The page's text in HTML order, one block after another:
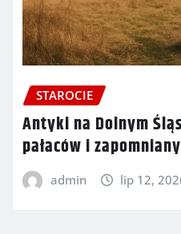
STAROCIE
Antyki na Dolnym
pałaców i
admin lip 12,